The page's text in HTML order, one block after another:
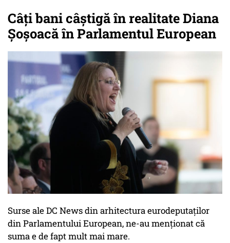
Câți bani câștigă în realitate Diana
Șoșoacă în Parlamentul European
Surse ale DC News din arhitectura eurodeputaților
din Parlamentului European, ne-au menționat că
suma e de fapt mult mai mare.